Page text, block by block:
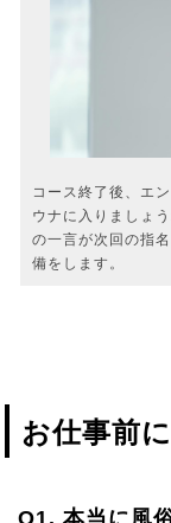
コース終了後、エ
ウナに入りましょ
の一言が次回の指
備をします。
お仕事前
Q1. 本当に風